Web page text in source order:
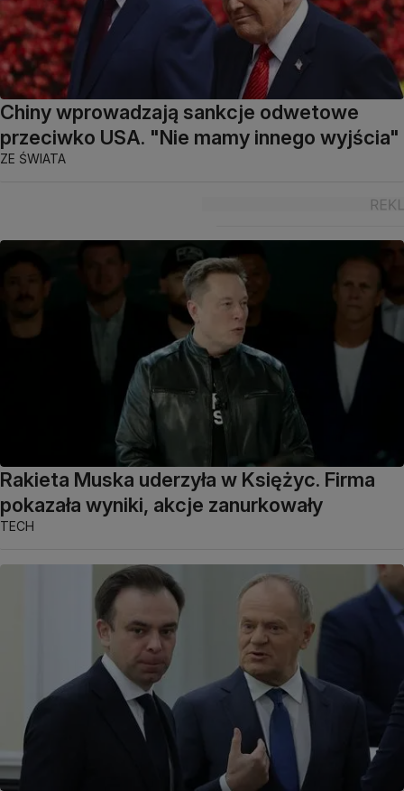
Chiny wprowadzają sankcje odwetowe
przeciwko USA. "Nie mamy innego wyjścia"
ZE ŚWIATA
Rakieta Muska uderzyła w Księżyc. Firma
pokazała wyniki, akcje zanurkowały
TECH